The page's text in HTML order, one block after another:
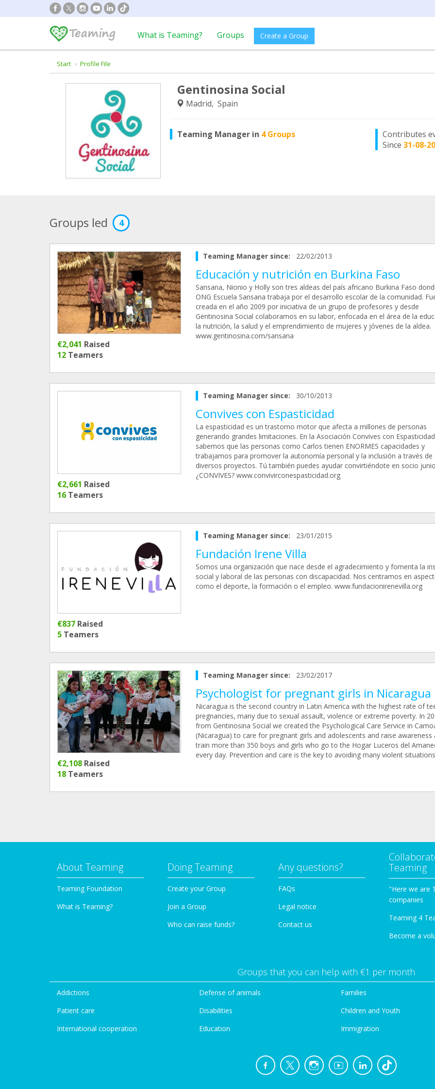
What is Teaming? Groups Create a Group
Start Profile File
Gentinosina Social
Madrid, Spain
Teaming Manager in 4 Groups Contributes
Since31-08-
Groups led 4
€2,041 Raised
12 Teamers
Teaming Manager since: 22/02/2013
Educación y nutrición en Burkina Faso
Sansana, Nionio y Holly son tres aldeas del país africano Burkina Faso
ONG Escuela Sansana trabaja por el desarrollo escolar de la comunidad.
creada en el año 2009 por iniciativa de un grupo de profesores y desde
Gentinosina Social colaboramos en su labor, enfocada en el área de la
la nutrición, la salud y el emprendimiento de mujeres y jóvenes de la aldea.
www.gentinosina.com/sansana
€2,661 Raised
16 Teamers
Teaming Manager since: 30/10/2013
Convives con Espasticidad
La espasticidad es un trastorno motor que afecta a millones de personas
generando grandes limitaciones. En la Asociación Convives con Espasticidad
sabemos que las personas como Carlos tienen ENORMES capacidades y
trabajamos para promover la autonomía personal y la inclusión a través de
diversos proyectos. Tú también puedes ayudar convirtiéndote en socio
¿CONVIVES? www.convivirconespasticidad.org
€837 Raised
5 Teamers
Teaming Manager since: 23/01/2015
Fundación Irene Villa
Somos una organización que nace desde el agradecimiento y fomenta la
social y laboral de las personas con discapacidad. Nos centramos en
como el deporte, la formación o el empleo. www.fundacionirenevilla.org
€2,108 Raised
18 Teamers
Teaming Manager since: 23/02/2017
Psychologist for pregnant girls in Nicaragua
Nicaragua is the second country in Latin America with the highest rate of
pregnancies, many due to sexual assault, violence or extreme poverty. In
from Gentinosina Social we created the Psychological Care Service in
(Nicaragua) to care for pregnant girls and adolescents and raise awareness
train more than 350 boys and girls who go to the Hogar Luceros del
every day. Prevention and care is the key to avoiding many violent
About Teaming
Teaming Foundation
What is Teaming?
Doing Teaming
Create your Group
Join a Group
Who can raise funds?
Any questions?
FAQs
Legal notice
Contact us
Teaming
"Here we are
companies
Teaming 4
Become a
Groups that you can help with €1 per month
Addictions
Patient care
International cooperation
Defense of animals
Disabilities
Education
Families
Children and Youth
Immigration